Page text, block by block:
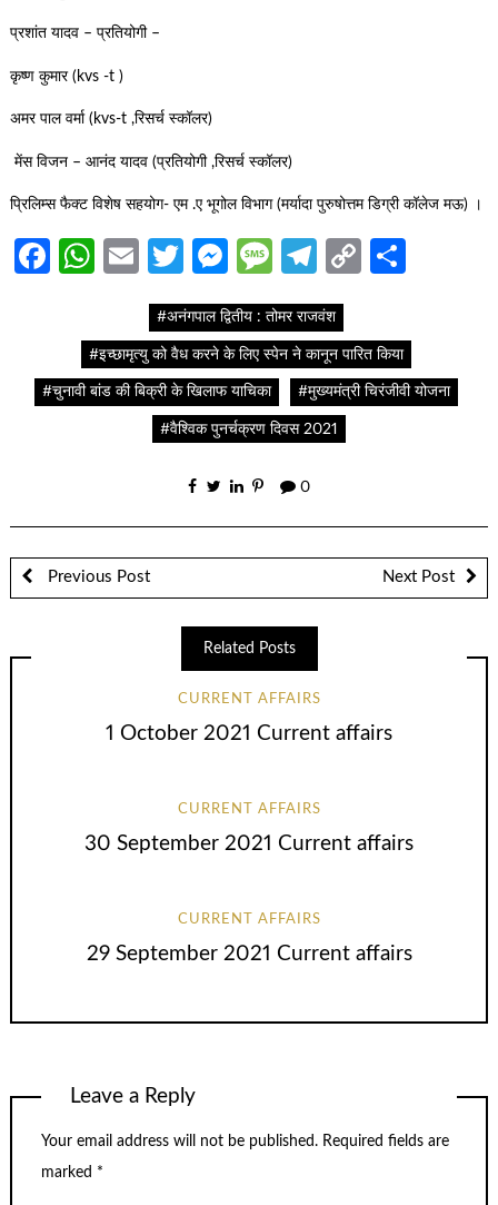
प्रशांत यादव – प्रतियोगी –
कृष्ण कुमार (kvs -t )
अमर पाल वर्मा (kvs-t ,रिसर्च स्कॉलर)
मेंस विजन – आनंद यादव (प्रतियोगी ,रिसर्च स्कॉलर)
प्रिलिम्स फैक्ट विशेष सहयोग- एम .ए भूगोल विभाग (मर्यादा पुरुषोत्तम डिग्री कॉलेज मऊ) ।
Facebook
WhatsApp
EmailTwitter
Messenger
Message
Telegram
Copy
#अनंगपाल द्वितीय : तोमर राजवंश
#इच्छामृत्यु को वैध करने के लिए स्पेन ने कानून पारित किया
#चुनावी बांड की बिक्री के खिलाफ याचिका #मुख्यमंत्री चिरंजीवी योजना
#वैश्विक पुनर्चक्रण दिवस 2021
0
Previous Post Next Post
Related Posts
CURRENT AFFAIRS
1 October 2021 Current affairs
CURRENT AFFAIRS
30 September 2021 Current affairs
CURRENT AFFAIRS
29 September 2021 Current affairs
Leave a Reply
Your email address will not be published. Required fields are
marked *